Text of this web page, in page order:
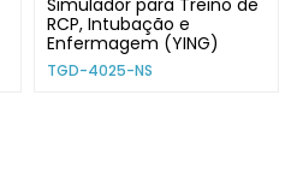
Simulador para Treino de
RCP, Intubação e
Enfermagem (YING)
TGD-4025-NS